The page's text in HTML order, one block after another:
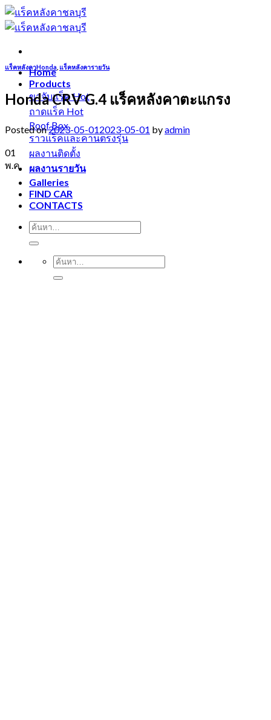
Skip
to
content
Home
Products
ขาจับแร็ค
ถาดแร็ค
Roof Box
ราวแร็คและคานตรงรุ่น
ผลงานติดตั้ง
ผลงานรายวัน
Galleries
FIND CAR
CONTACTS
แร็คหลังคาHonda แร็คหลังคารายวัน
Honda CRV G.4 แร็คหลังคาตะแกรง
Posted on2023-05-012023-05-01 byadmin
01
พ.ค.